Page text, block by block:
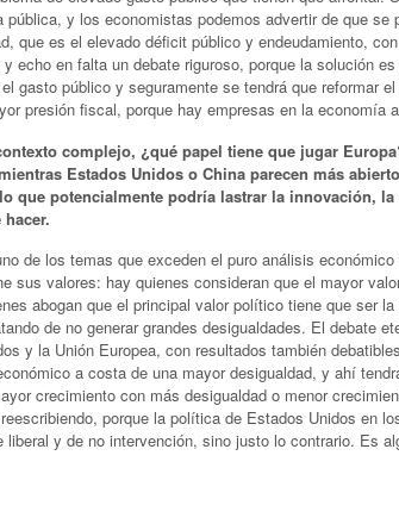
pública, y los economistas podemos advertir de que se
que es el elevado déficit público y endeudamiento,
y echo en falta un debate riguroso, porque la solución
gasto público y seguramente se tendrá que reformar
presión fiscal, porque hay empresas en la economía
complejo, ¿qué papel tiene que jugar
Estados Unidos o China parecen más
que potencialmente podría lastrar la innovación,
de los temas que exceden el puro análisis
sus valores: hay quienes consideran que el mayor
abogan que el principal valor político tiene que ser
de no generar grandes desigualdades. El debate
y la Unión Europea, con resultados también
a costa de una mayor desigualdad, y ahí
crecimiento con más desigualdad o menor
porque la política de Estados Unidos en
liberal y de no intervención, sino justo lo contrario. Es